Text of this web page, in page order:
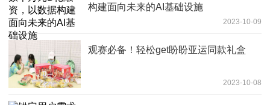
构建面向未来的AI基础设施
2023-10-09
观赛必备！轻松get盼盼亚运同款礼盒
2023-10-08